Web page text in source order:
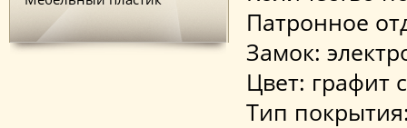
Патронное
Замок:
Цвет: графит
Тип